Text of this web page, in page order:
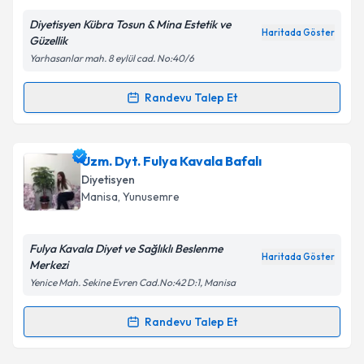
Kişisel verilerimin işlenmesine ilişkinAydınlatma
'ni okudum ve kişisel verilerimin belirtilen
kapsamda işlenmesini kabul ediyorum.
Takvim Talebini Gönder
Diyetisyen Kübra Tosun & Mina Estetik ve
Güzellik
Haritada Göster
Yarhasanlar mah. 8 eylül cad. No:40/6
Randevu Talep Et
Randevu Takvimi Talebi
Dyt. Kübra Tosuniçin randevu takvimi talebi
oluşturun. Size bu uzmandan randevu almanız için bir
takvim hazırlandığında e-posta ile bilgilendireceğiz.
Kişisel verilerimin işlenmesine ilişkinAydınlatma
'ni okudum ve kişisel verilerimin belirtilen
kapsamda işlenmesini kabul ediyorum.
Uzm. Dyt. Fulya Kavala Bafalı
Diyetisyen
Manisa, Yunusemre
Fulya Kavala Diyet ve Sağlıklı Beslenme
Merkezi
Haritada Göster
Yenice Mah. Sekine Evren Cad.No:42 D:1, Manisa
Randevu Talep Et
Randevu Takvimi Talebi